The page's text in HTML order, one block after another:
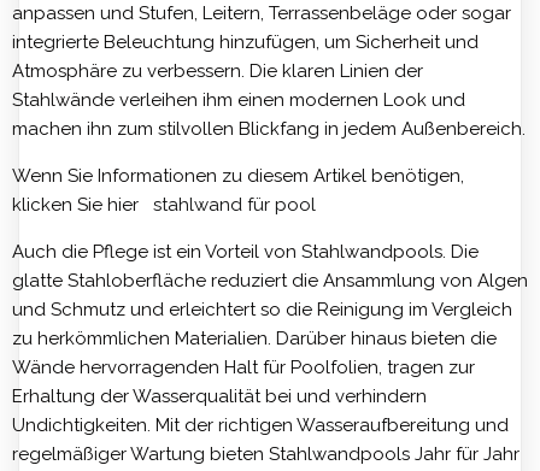
anpassen und Stufen, Leitern, Terrassenbeläge oder sogar
integrierte Beleuchtung hinzufügen, um Sicherheit und
Atmosphäre zu verbessern. Die klaren Linien der
Stahlwände verleihen ihm einen modernen Look und
machen ihn zum stilvollen Blickfang in jedem Außenbereich.
Wenn Sie Informationen zu diesem Artikel benötigen,
klicken Sie hier stahlwand für pool
Auch die Pflege ist ein Vorteil von Stahlwandpools. Die
glatte Stahloberfläche reduziert die Ansammlung von Algen
und Schmutz und erleichtert so die Reinigung im Vergleich
zu herkömmlichen Materialien. Darüber hinaus bieten die
Wände hervorragenden Halt für Poolfolien, tragen zur
Erhaltung der Wasserqualität bei und verhindern
Undichtigkeiten. Mit der richtigen Wasseraufbereitung und
regelmäßiger Wartung bieten Stahlwandpools Jahr für Jahr